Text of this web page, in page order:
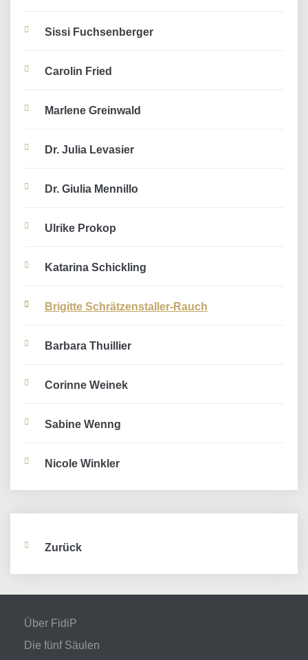
Sissi Fuchsenberger
Carolin Fried
Marlene Greinwald
Dr. Julia Levasier
Dr. Giulia Mennillo
Ulrike Prokop
Katarina Schickling
Brigitte Schrätzenstaller-Rauch
Barbara Thuillier
Corinne Weinek
Sabine Wenng
Nicole Winkler
Zurück
Über FidiP
Die fünf Säulen